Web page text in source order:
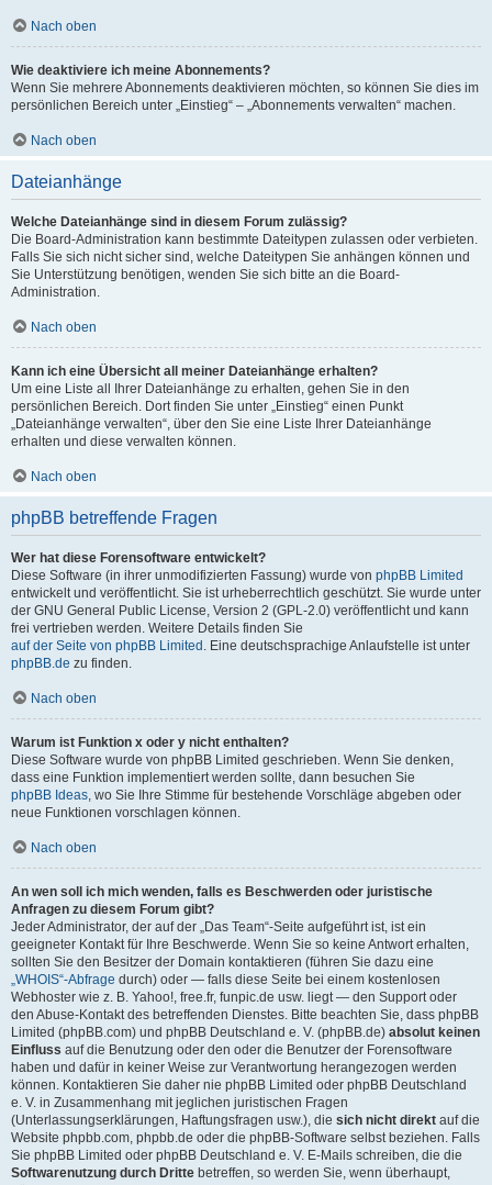
Nach oben
Wie deaktiviere ich meine Abonnements?
Wenn Sie mehrere Abonnements deaktivieren möchten, so können Sie dies im
persönlichen Bereich unter „Einstieg“ – „Abonnements verwalten“ machen.
Nach oben
Dateianhänge
Welche Dateianhänge sind in diesem Forum zulässig?
Die Board-Administration kann bestimmte Dateitypen zulassen oder verbieten.
Falls Sie sich nicht sicher sind, welche Dateitypen Sie anhängen können und
Sie Unterstützung benötigen, wenden Sie sich bitte an die Board-
Administration.
Nach oben
Kann ich eine Übersicht all meiner Dateianhänge erhalten?
Um eine Liste all Ihrer Dateianhänge zu erhalten, gehen Sie in den
persönlichen Bereich. Dort finden Sie unter „Einstieg“ einen Punkt
„Dateianhänge verwalten“, über den Sie eine Liste Ihrer Dateianhänge
erhalten und diese verwalten können.
Nach oben
phpBB betreffende Fragen
Wer hat diese Forensoftware entwickelt?
Diese Software (in ihrer unmodifizierten Fassung) wurde von phpBB Limited
entwickelt und veröffentlicht. Sie ist urheberrechtlich geschützt. Sie wurde unter
der GNU General Public License, Version 2 (GPL-2.0) veröffentlicht und kann
frei vertrieben werden. Weitere Details finden Sie
auf der Seite von phpBB Limited . Eine deutschsprachige Anlaufstelle ist unter
phpBB.de zu finden.
Nach oben
Warum ist Funktion x oder y nicht enthalten?
Diese Software wurde von phpBB Limited geschrieben. Wenn Sie denken,
dass eine Funktion implementiert werden sollte, dann besuchen Sie
phpBB Ideas, wo Sie Ihre Stimme für bestehende Vorschläge abgeben oder
neue Funktionen vorschlagen können.
Nach oben
An wen soll ich mich wenden, falls es Beschwerden oder juristische
Anfragen zu diesem Forum gibt?
Jeder Administrator, der auf der „Das Team“-Seite aufgeführt ist, ist ein
geeigneter Kontakt für Ihre Beschwerde. Wenn Sie so keine Antwort erhalten,
sollten Sie den Besitzer der Domain kontaktieren (führen Sie dazu eine
„WHOIS“-Abfrage durch) oder — falls diese Seite bei einem kostenlosen
Webhoster wie z. B. Yahoo!, free.fr, funpic.de usw. liegt — den Support oder
den Abuse-Kontakt des betreffenden Dienstes. Bitte beachten Sie, dass phpBB
Limited (phpBB.com) und phpBB Deutschland e. V. (phpBB.de) absolut keinen
Einfluss auf die Benutzung oder den oder die Benutzer der Forensoftware
haben und dafür in keiner Weise zur Verantwortung herangezogen werden
können. Kontaktieren Sie daher nie phpBB Limited oder phpBB Deutschland
e. V. in Zusammenhang mit jeglichen juristischen Fragen
(Unterlassungserklärungen, Haftungsfragen usw.), die sich nicht direkt auf die
Website phpbb.com, phpbb.de oder die phpBB-Software selbst beziehen. Falls
Sie phpBB Limited oder phpBB Deutschland e. V. E-Mails schreiben, die die
Softwarenutzung durch Dritte betreffen, so werden Sie, wenn überhaupt,